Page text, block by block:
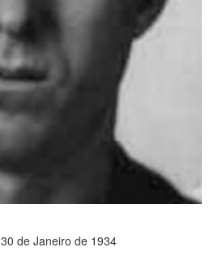
30 de Janeiro de 1934